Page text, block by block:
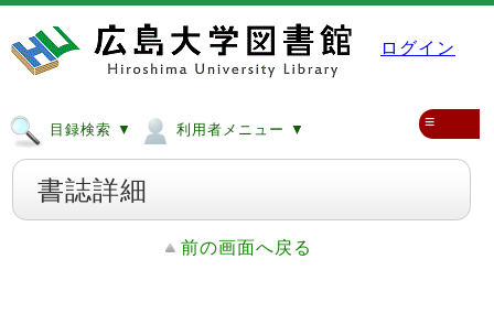
ログイン
目録検索 ▼ 利用者メニュー ▼ ≡
書誌詳細
前の画面へ戻る